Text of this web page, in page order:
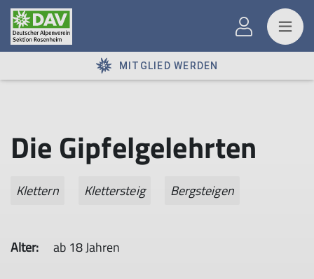
MITGLIED WERDEN
Die Gipfelgelehrten
Klettern Klettersteig Bergsteigen
Alter: ab 18 Jahren